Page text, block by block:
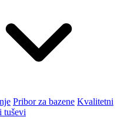
Pribor za bazene Kvalitetni
tuševi